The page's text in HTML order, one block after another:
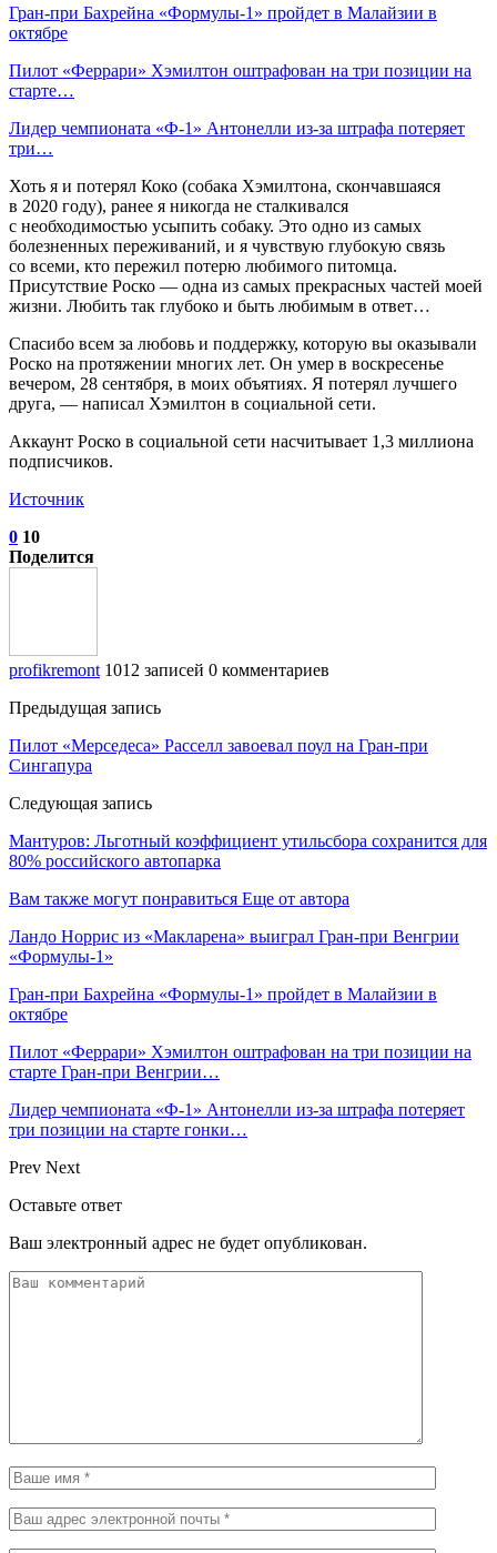
Гран‑при Бахрейна «Формулы‑1» пройдет в Малайзии в
октябре
Пилот «Феррари» Хэмилтон оштрафован на три позиции на
старте…
Лидер чемпионата «Ф‑1» Антонелли из‑за штрафа потеряет
три…
Хоть я и потерял Коко (собака Хэмилтона, скончавшаяся
в 2020 году), ранее я никогда не сталкивался
с необходимостью усыпить собаку. Это одно из самых
болезненных переживаний, и я чувствую глубокую связь
со всеми, кто пережил потерю любимого питомца.
Присутствие Роско — одна из самых прекрасных частей моей
жизни. Любить так глубоко и быть любимым в ответ…
Спасибо всем за любовь и поддержку, которую вы оказывали
Роско на протяжении многих лет. Он умер в воскресенье
вечером, 28 сентября, в моих объятиях. Я потерял лучшего
друга, — написал Хэмилтон в социальной сети.
Аккаунт Роско в социальной сети насчитывает 1,3 миллиона
подписчиков.
Источник
0 10
Поделится
profikremont 1012 записей 0 комментариев
Предыдущая запись
Пилот «Мерседеса» Расселл завоевал поул на Гран‑при
Сингапура
Следующая запись
Мантуров: Льготный коэффициент утильсбора сохранится для
80% российского автопарка
Вам также могут понравиться Еще от автора
Ландо Норрис из «Макларена» выиграл Гран‑при Венгрии
«Формулы‑1»
Гран‑при Бахрейна «Формулы‑1» пройдет в Малайзии в
октябре
Пилот «Феррари» Хэмилтон оштрафован на три позиции на
старте Гран‑при Венгрии…
Лидер чемпионата «Ф‑1» Антонелли из‑за штрафа потеряет
три позиции на старте гонки…
Prev Next
Оставьте ответ
Ваш электронный адрес не будет опубликован.